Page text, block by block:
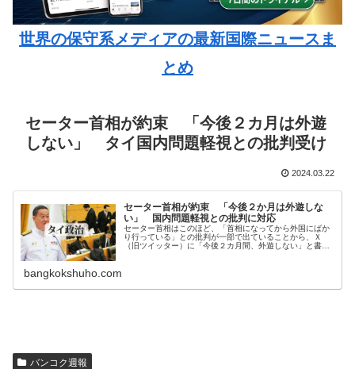
世界の保守系メディアの最新国際ニュースま
とめ
セーター首相が約束 「今後２カ月は外遊
しない」 タイ国内問題軽視との批判受け
2024.03.22
セーター首相が約束 「今後２か月は外遊しな
い」 国内問題軽視との批判に対応
セーター首相はこのほど、「首相になってから外国にばか
り行っている」との批判が一部で出ていることから、Ｘ
（旧ツイッター）に「今後２カ月間、外遊しない」と書き
bangkokshuho.com
バンコク週報